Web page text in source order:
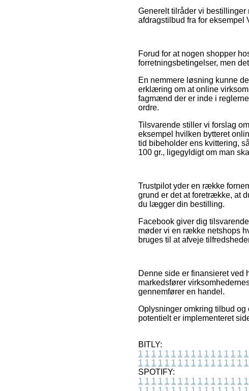
Generelt tilråder vi
afdragstilbud fra for eksempel
Forud for at nogen shopper
forretningsbetingelser, men
En nemmere løsning kunne
erklæring om at online
fagmænd der er inde i
ordre.
Tilsvarende stiller vi forslag
eksempel hvilken bytteret
tid bibeholder ens kvittering,
100 gr., ligegyldigt om man
Trustpilot yder en række
grund er det at foretrække, at
du lægger din bestilling.
Facebook giver dig
møder vi en række netshops
bruges til at afveje
Denne side er finansieret ved
markedsfører
gennemfører en handel.
Oplysninger omkring tilbud
potentielt er implementeret
BITLY:
1 1 1 1 1 1 1 1 1 1 1 1 1 1 1 1 1
1 1 1 1 1 1 1 1 1 1 1 1 1 1 1 1 1
SPOTIFY:
1 1 1 1 1 1 1 1 1 1 1 1 1 1 1 1 1